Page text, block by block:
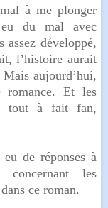
à me plonger
eu du mal avec
assez développé,
l’histoire aurait
aujourd’hui,
Et les
tout à fait fan,
de réponses à
concernant les
ce roman.